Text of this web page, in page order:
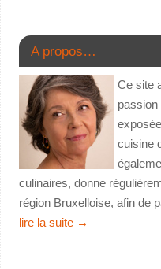
A propos…
Ce site
passion
cuisine
culinaires, donne
région Bruxelloise, afin de
lire la suite →